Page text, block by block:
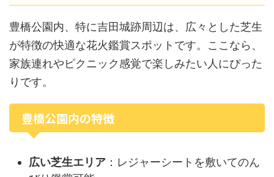
豊橋公園内、特に吉田城跡周辺は、広々とした芝生
が特徴の快適な花火鑑賞スポットです。ここなら、
家族連れやピクニック感覚で楽しみたい人にぴった
りです。
豊橋公園内の特徴
広い芝生エリア ：レジャーシートを敷いてのん